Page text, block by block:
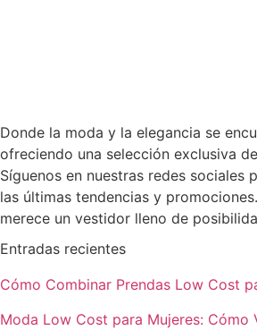
Donde la moda y la elegancia se
ofreciendo una selección exclusiva
Síguenos en nuestras redes sociales
las últimas tendencias y
merece un vestidor lleno de
Entradas recientes
Cómo Combinar Prendas Low Cost
Moda Low Cost para Mujeres: Cómo